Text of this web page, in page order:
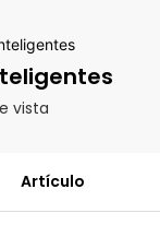
vista
Artículo